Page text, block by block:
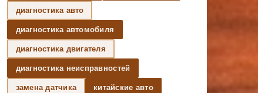
диагностика авто
диагностика автомобиля
диагностика двигателя
диагностика неисправностей
замена датчика китайские авто